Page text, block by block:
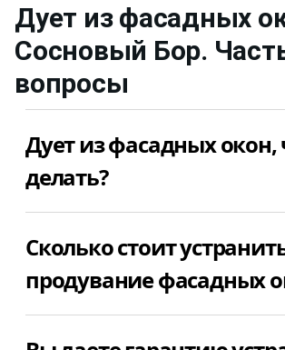
Дует из фасадных
Сосновый Бор.
вопросы
Дует из фасадных окон,
делать?
для устранения продувания
Сосновый Бор недорого и
Сколько стоит
продувание фасадных